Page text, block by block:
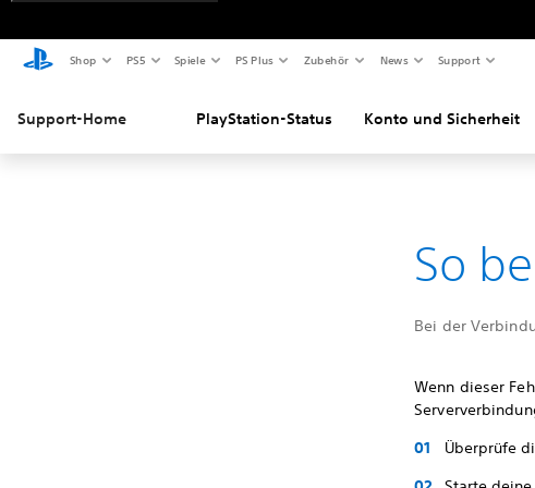
Shop PS5 Spiele PS Plus Zubehör News Support
Support-Home PlayStation-Status Konto und Sicherheit
So
Bei der
Wenn dieser
Überprüfe